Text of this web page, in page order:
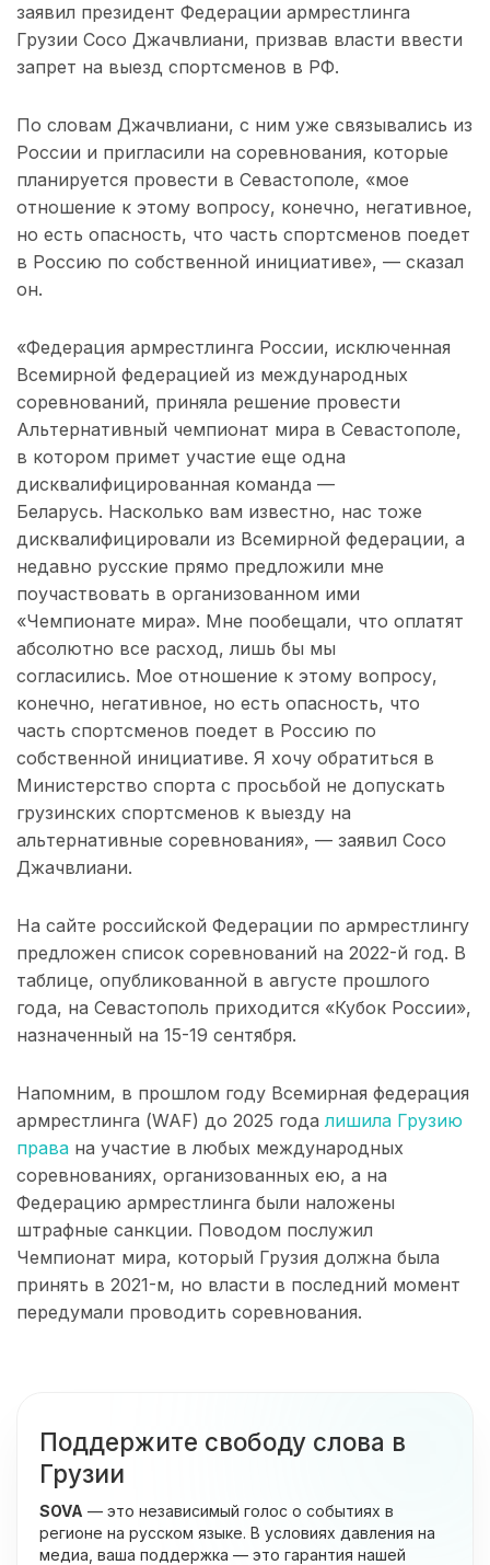
заявил президент Федерации армрестлинга
Грузии Сосо Джачвлиани, призвав власти ввести
запрет на выезд спортсменов в РФ.
По словам Джачвлиани, с ним уже связывались из
России и пригласили на соревнования, которые
планируется провести в Севастополе, «мое
отношение к этому вопросу, конечно, негативное,
но есть опасность, что часть спортсменов поедет
в Россию по собственной инициативе», — сказал
он.
«Федерация армрестлинга России, исключенная
Всемирной федерацией из международных
соревнований, приняла решение провести
Альтернативный чемпионат мира в Севастополе,
в котором примет участие еще одна
дисквалифицированная команда —
Беларусь. Насколько вам известно, нас тоже
дисквалифицировали из Всемирной федерации, а
недавно русские прямо предложили мне
поучаствовать в организованном ими
«Чемпионате мира». Мне пообещали, что оплатят
абсолютно все расход, лишь бы мы
согласились. Мое отношение к этому вопросу,
конечно, негативное, но есть опасность, что
часть спортсменов поедет в Россию по
собственной инициативе. Я хочу обратиться в
Министерство спорта с просьбой не допускать
грузинских спортсменов к выезду на
альтернативные соревнования», — заявил Сосо
Джачвлиани.
На сайте российской Федерации по армрестлингу
предложен список соревнований на 2022-й год. В
таблице, опубликованной в августе прошлого
года, на Севастополь приходится «Кубок России»,
назначенный на 15-19 сентября.
Напомним, в прошлом году Всемирная федерация
армрестлинга (WAF) до 2025 годалишила Грузию
права на участие в любых международных
соревнованиях, организованных ею, а на
Федерацию армрестлинга были наложены
штрафные санкции. Поводом послужил
Чемпионат мира, который Грузия должна была
принять в 2021-м, но власти в последний момент
передумали проводить соревнования.
Поддержите свободу слова в
Грузии
SOVA — это независимый голос о событиях в
регионе на русском языке. В условиях давления на
медиа, ваша поддержка — это гарантия нашей